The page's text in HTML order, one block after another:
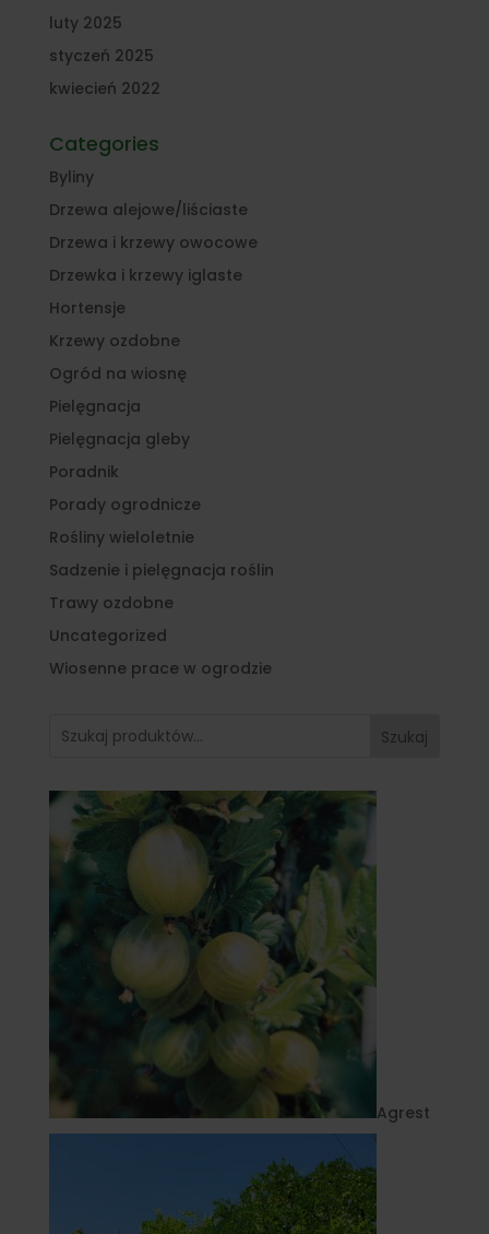
luty 2025
styczeń 2025
kwiecień 2022
Categories
Byliny
Drzewa alejowe/liściaste
Drzewa i krzewy owocowe
Drzewka i krzewy iglaste
Hortensje
Krzewy ozdobne
Ogród na wiosnę
Pielęgnacja
Pielęgnacja gleby
Poradnik
Porady ogrodnicze
Rośliny wieloletnie
Sadzenie i pielęgnacja roślin
Trawy ozdobne
Uncategorized
Wiosenne prace w ogrodzie
Szukaj
Agrest